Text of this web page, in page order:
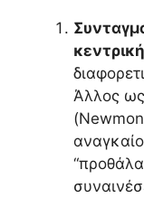
Άλλος ως